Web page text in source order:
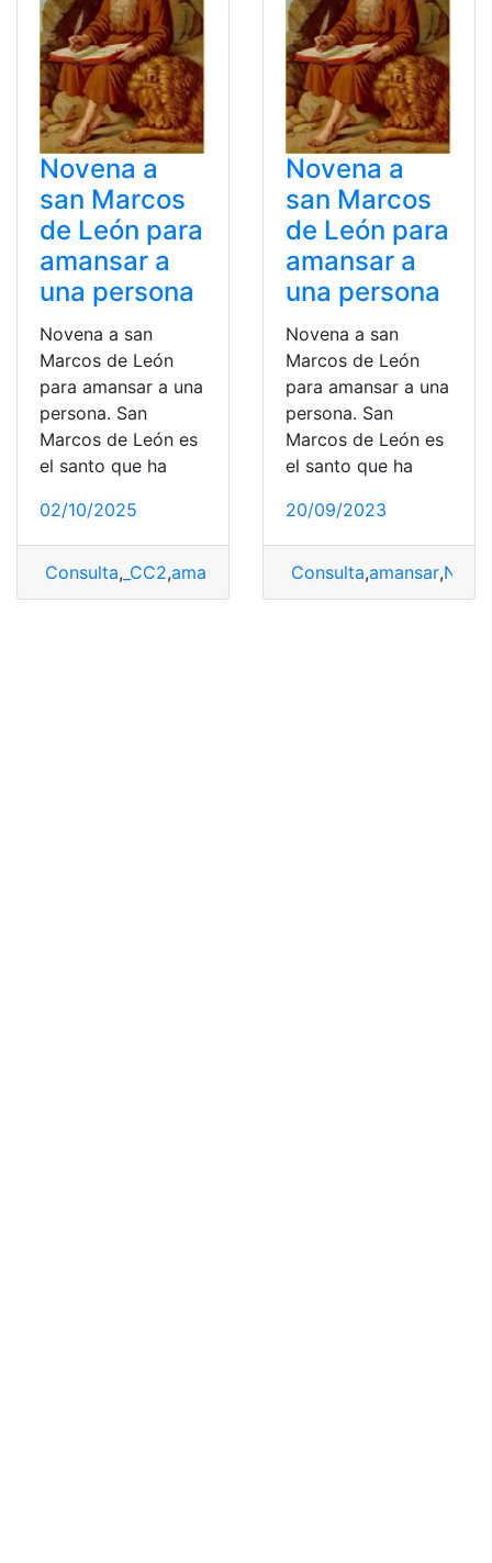
Novena a
san Marcos
de León para
amansar a
una persona
Novena a san
Marcos de León
para amansar a una
persona. San
Marcos de León es
el santo que ha
02/10/2025
Consulta, _CC2,amansar Amansar el carácter,Novena
Novena a
san Marcos
de León para
amansar a
una persona
Novena a san
Marcos de León
para amansar a una
persona. San
Marcos de León es
el santo que ha
20/09/2023
Consulta,amansar,